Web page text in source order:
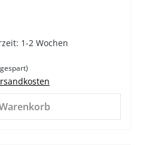
1-2 Wochen